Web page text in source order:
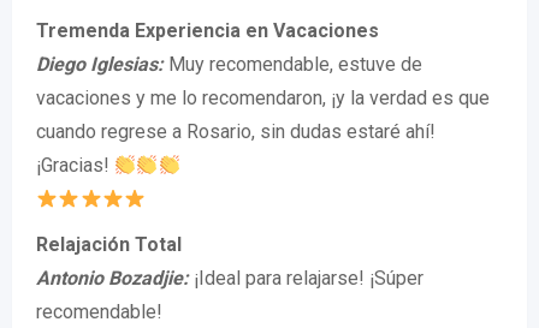
Tremenda Experiencia en Vacaciones
Diego Iglesias:Muy recomendable, estuve de
vacaciones y me lo recomendaron, ¡y la verdad es que
cuando regrese a Rosario, sin dudas estaré ahí!
¡Gracias!
Relajación Total
Antonio Bozadjie:¡Ideal para relajarse! ¡Súper
recomendable!